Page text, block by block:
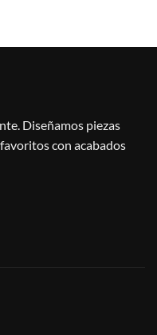
Diseñamos piezas
con acabados